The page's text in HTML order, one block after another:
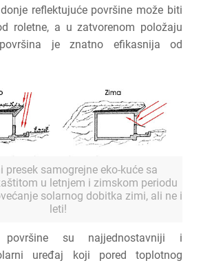
reflektujuće površine može biti
roletne, a u zatvorenom položaju
je znatno efikasnija od
presek samogrejne eko-kuće sa
u letnjem i zimskom periodu
solarnog dobitka zimi, ali ne i
leti!
površine su najjednostavniji i
uređaj koji pored toplotnog